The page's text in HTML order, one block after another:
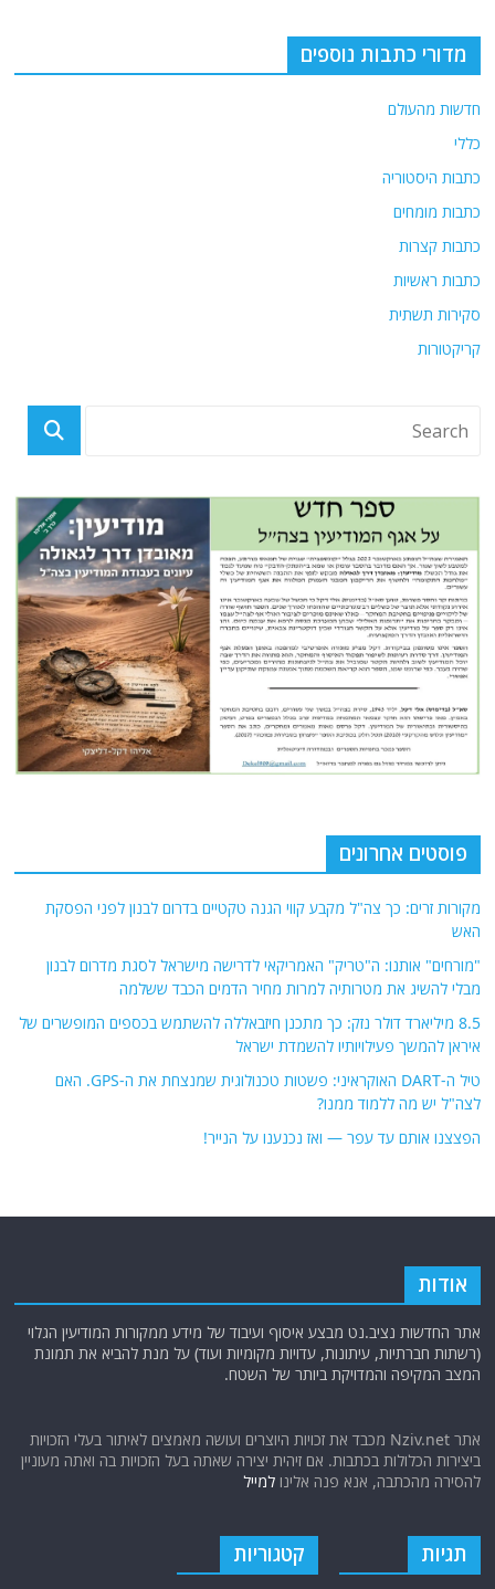
מדורי כתבות נוספים
חדשות מהעולם
כללי
כתבות היסטוריה
כתבות מומחים
כתבות קצרות
כתבות ראשיות
סקירות תשתית
קריקטורות
פוסטים אחרונים
מקורות זרים: כך צה"ל מקבע קווי הגנה טקטיים בדרום לבנון לפני הפסקת
האש
"מורחים" אותנו: ה"טריק" האמריקאי לדרישה מישראל לסגת מדרום לבנון
מבלי להשיג את מטרותיה למרות מחיר הדמים הכבד ששלמה
8.5 מיליארד דולר נזק: כך מתכנן חיזבאללה להשתמש בכספים המופשרים של
איראן להמשך פעילויותיו להשמדת ישראל
טיל ה-DART האוקראיני: פשטות טכנולוגית שמנצחת את ה-GPS. האם
לצה"ל יש מה ללמוד ממנו?
הפצצנו אותם עד עפר — ואז נכנענו על הנייר!
אודות
אתר החדשות נציב.נט מבצע איסוף ועיבוד של מידע ממקורות המודיעין הגלוי
(רשתות חברתיות, עיתונות, עדויות מקומיות ועוד) על מנת להביא את תמונת
המצב המקיפה והמדויקת ביותר של השטח.
אתר Nziv.net מכבד את זכויות היוצרים ועושה מאמצים לאיתור בעלי הזכויות
ביצירות הכלולות בכתבות. אם זיהית יצירה שאתה בעל הזכויות בה ואתה מעוניין
להסירה מהכתבה, אנא פנה אלינולמייל
תגיות קטגוריות